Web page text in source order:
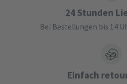
24 Stunden
Bei Bestellungen bis 14
Einfach